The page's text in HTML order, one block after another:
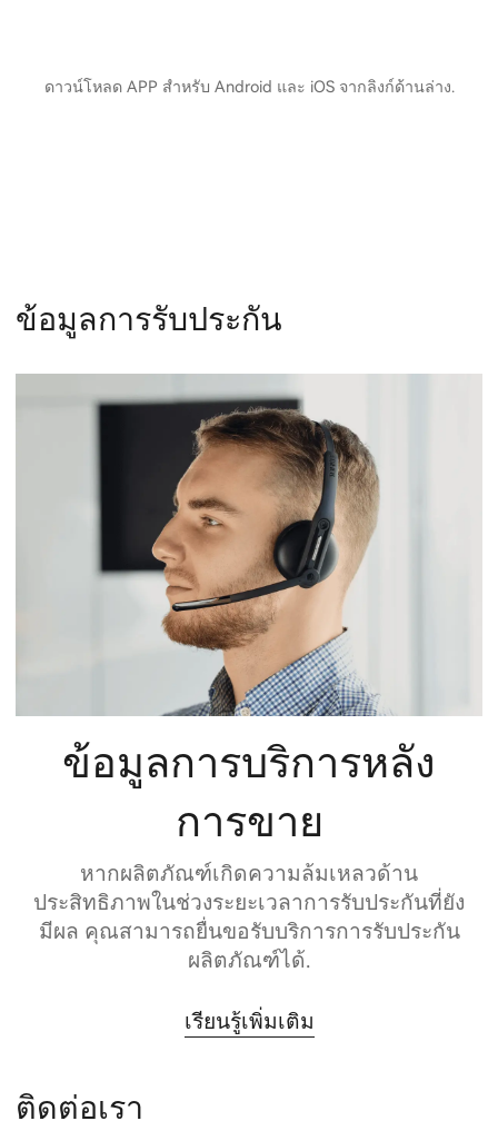
ดาวน์โหลด APP สำหรับ Android และ iOS จากลิงก์ด้านล่าง.
ข้อมูลการรับประกัน
ข้อมูลการบริการหลัง
การขาย
หากผลิตภัณฑ์เกิดความล้มเหลวด้าน
ประสิทธิภาพในช่วงระยะเวลาการรับประกันที่ยัง
มีผล คุณสามารถยื่นขอรับบริการการรับประกัน
ผลิตภัณฑ์ได้.
เรียนรู้เพิ่มเติม
ติดต่อเรา